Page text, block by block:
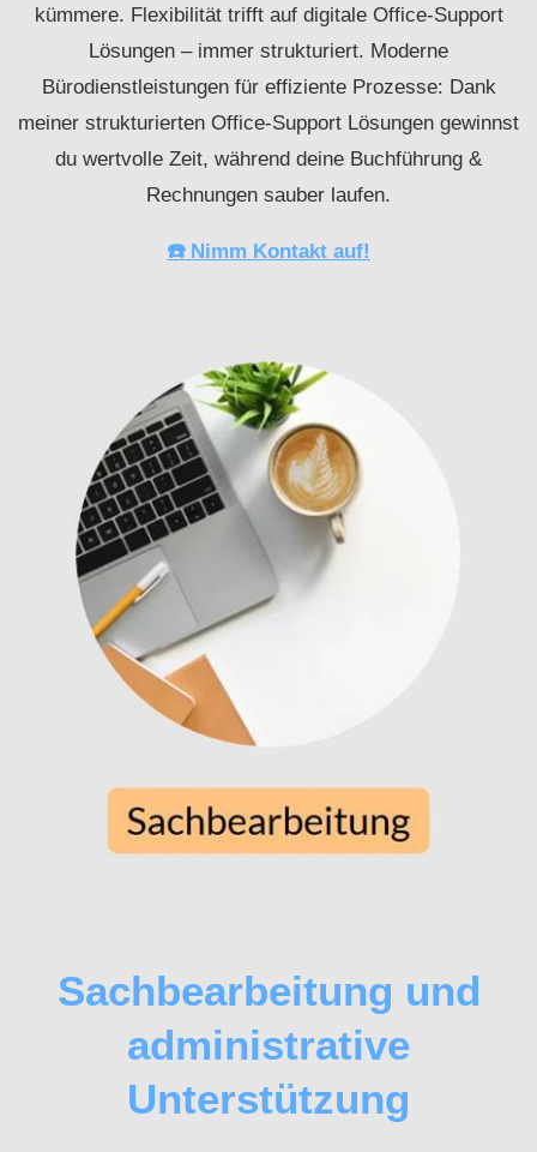
kümmere. Flexibilität trifft auf digitale Office-Support
Lösungen – immer strukturiert. Moderne
Bürodienstleistungen für effiziente Prozesse: Dank
meiner strukturierten Office-Support Lösungen gewinnst
du wertvolle Zeit, während deine Buchführung &
Rechnungen sauber laufen.
☎️ Nimm Kontakt auf!
Sachbearbeitung und
administrative
Unterstützung